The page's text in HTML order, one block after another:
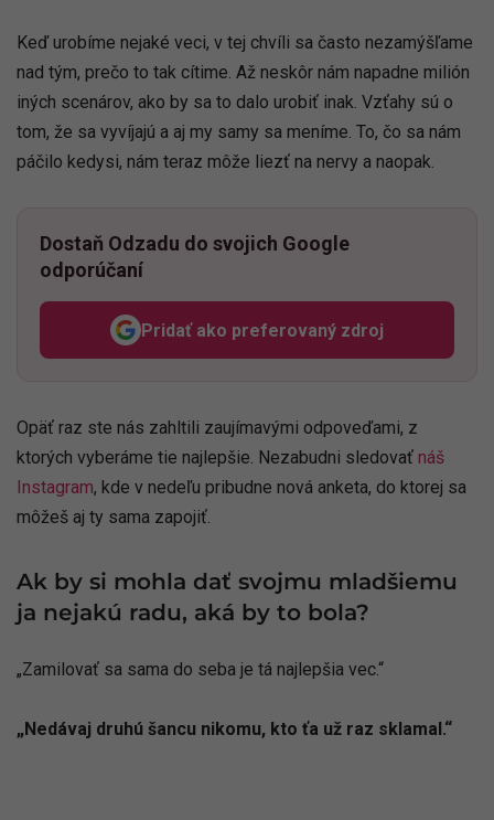
Keď urobíme nejaké veci, v tej chvíli sa často nezamýšľame
nad tým, prečo to tak cítime. Až neskôr nám napadne milión
iných scenárov, ako by sa to dalo urobiť inak. Vzťahy sú o
tom, že sa vyvíjajú a aj my samy sa meníme. To, čo sa nám
páčilo kedysi, nám teraz môže liezť na nervy a naopak.
Dostaň Odzadu do svojich Google
odporúčaní
Pridať ako preferovaný zdroj
Odzadu, odkaz sa otvorí v
Opäť raz ste nás zahltili zaujímavými odpoveďami, z
ktorých vyberáme tie najlepšie. Nezabudni sledovať náš
Instagram, kde v nedeľu pribudne nová anketa, do ktorej sa
môžeš aj ty sama zapojiť.
Ak by si mohla dať svojmu mladšiemu
ja nejakú radu, aká by to bola?
„Zamilovať sa sama do seba je tá najlepšia vec.“
„Nedávaj druhú šancu nikomu, kto ťa už raz sklamal.“